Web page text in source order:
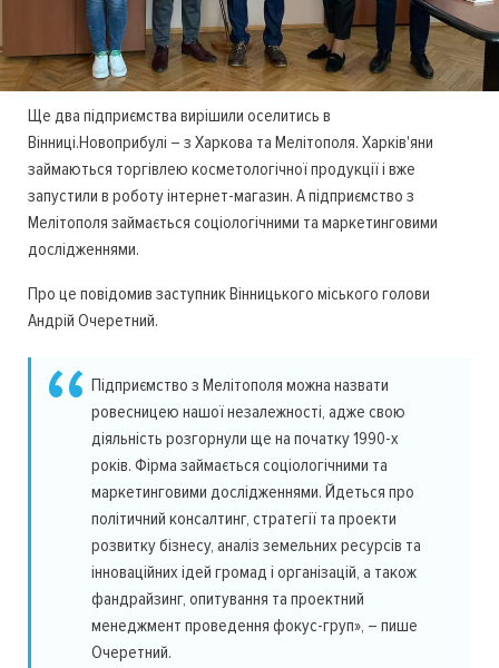
Ще два підприємства вирішили оселитись в
Вінниці.Новоприбулі – з Харкова та Мелітополя. Харків'яни
займаються торгівлею косметологічної продукції і вже
запустили в роботу інтернет-магазин. А підприємство з
Мелітополя займається соціологічними та маркетинговими
дослідженнями.
Про це повідомив заступник Вінницького міського голови
Андрій Очеретний.
Підприємство з Мелітополя можна назвати
ровесницею нашої незалежності, адже свою
діяльність розгорнули ще на початку 1990-х
років. Фірма займається соціологічними та
маркетинговими дослідженнями. Йдеться про
політичний консалтинг, стратегії та проекти
розвитку бізнесу, аналіз земельних ресурсів та
інноваційних ідей громад і організацій, а також
фандрайзинг, опитування та проектний
менеджмент проведення фокус-груп», – пише
Очеретний.